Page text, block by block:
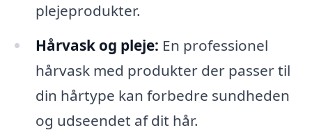
plejeprodukter.
Hårvask og pleje: En professionel
hårvask med produkter der passer til
din hårtype kan forbedre sundheden
og udseendet af dit hår.